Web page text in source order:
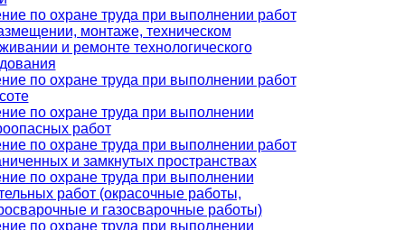
по охране труда при выполнении работ
монтаже, техническом
и ремонте технологического
по охране труда при выполнении работ
по охране труда при выполнении
работ
по охране труда при выполнении работ
и замкнутых пространствах
по охране труда при выполнении
работ (окрасочные работы,
и газосварочные работы)
по охране труда при выполнении